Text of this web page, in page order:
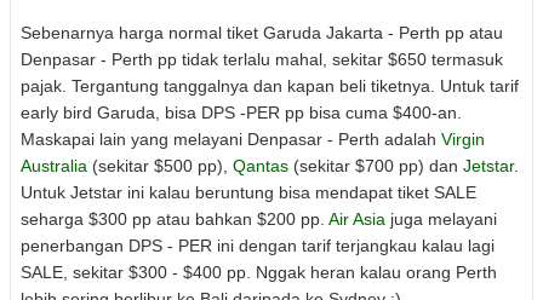
Sebenarnya harga normal tiket Garuda Jakarta - Perth pp atau
Denpasar - Perth pp tidak terlalu mahal, sekitar $650 termasuk
pajak. Tergantung tanggalnya dan kapan beli tiketnya. Untuk tarif
early bird Garuda, bisa DPS -PER pp bisa cuma $400-an.
Maskapai lain yang melayani Denpasar - Perth adalah Virgin
Australia (sekitar $500 pp), Qantas (sekitar $700 pp) dan Jetstar.
Untuk Jetstar ini kalau beruntung bisa mendapat tiket SALE
seharga $300 pp atau bahkan $200 pp. Air Asia juga melayani
penerbangan DPS - PER ini dengan tarif terjangkau kalau lagi
SALE, sekitar $300 - $400 pp. Nggak heran kalau orang Perth